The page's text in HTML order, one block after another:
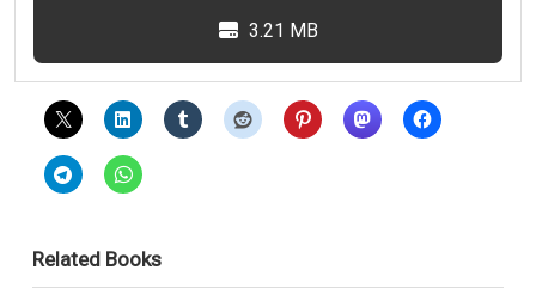
3.21 MB
Related Books